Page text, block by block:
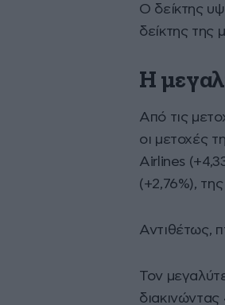
Ο δείκτης
δείκτης της
Η
Από τις
οι μετοχές
Airlines
(+2,76%),
Αντιθέτως,
Τον